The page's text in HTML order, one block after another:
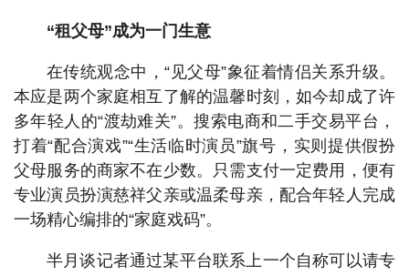
“租父母”成为一门生意
在传统观念中，“见父母”象征着情侣关系升级。
本应是两个家庭相互了解的温馨时刻，如今却成了许
多年轻人的“渡劫难关”。搜索电商和二手交易平台，
打着“配合演戏”“生活临时演员”旗号，实则提供假扮
父母服务的商家不在少数。只需支付一定费用，便有
专业演员扮演慈祥父亲或温柔母亲，配合年轻人完成
一场精心编排的“家庭戏码”。
半月谈记者通过某平台联系上一个自称可以请专